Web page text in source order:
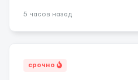
5 часов назад
срочно